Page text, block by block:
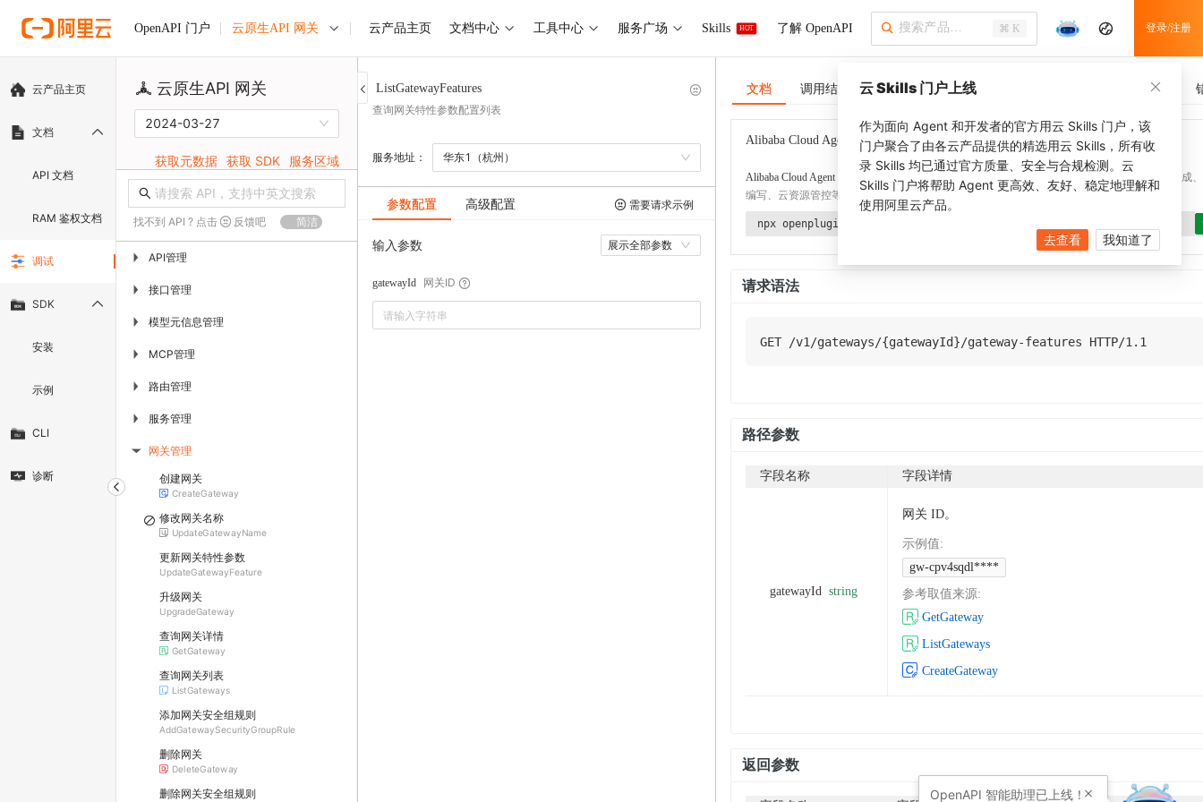
OpenAPI 门户 云原生API 网关 云产品主页 文档中心 工具中心 服务广场 Skills HOT 了解 OpenAPI ⌘ K 登录/注册
云产品主页
文档
API 文档
RAM 鉴权文档
调试
SDK
安装
示例
CLI
诊断
云原生API 网关
2024-03-27
获取元数据 获取 SDK 服务区域
找不到 API ? 点击 反馈吧 简洁
▶ API管理
▶ 接口管理
▶ 模型元信息管理
▶ MCP管理
▶ 路由管理
▶ 服务管理
▶ 网关管理
创建网关
CreateGateway
修改网关名称
UpdateGatewayName
更新网关特性参数
UpdateGatewayFeature
升级网关
UpgradeGateway
查询网关详情
GetGateway
查询网关列表
ListGateways
添加网关安全组规则
AddGatewaySecurityGroupRule
删除网关
DeleteGateway
删除网关安全组规则
ListGatewayFeatures
查询网关特性参数配置列表
服务地址： 华东1（杭州）
参数配置 高级配置 需要请求示例
输入参数 展示全部参数
gatewayId 网关ID
文档 调用结果 SDK 示例 CLI 示例 调用历史
Alibaba Cloud Agent Toolkit 了解更多
Alibaba Cloud Agent Toolkit
提供 Agent 插件、技能、MCP 配置和验证工具，涵盖 SDK 代码生成、
编写、云资源管控等能力。通过 alibabacloud-agent-toolkit-install 技能可快速完成本地配置。
npx openplugin aliyun/alibabacloud-agent-toolkit
请求语法
GET /v1 /gateways/{gatewayId}/gateway-features HTTP/1.1
路径参数
字段名称 字段详情
gatewayId string
网关 ID。
示例值:
gw-cpv4sqdl****
参考取值来源:
GetGateway
ListGateways
CreateGateway
返回参数
云 Skills 门户上线
作为面向 Agent 和开发者的官方用云 Skills 门户，该
门户聚合了由各云产品提供的精选用云 Skills，所有收
录 Skills 均已通过官方质量、安全与合规检测。云
Skills 门户将帮助 Agent 更高效、友好、稳定地理解和
使用阿里云产品。
去查看 我知道了
OpenAPI 智能助理已上线！